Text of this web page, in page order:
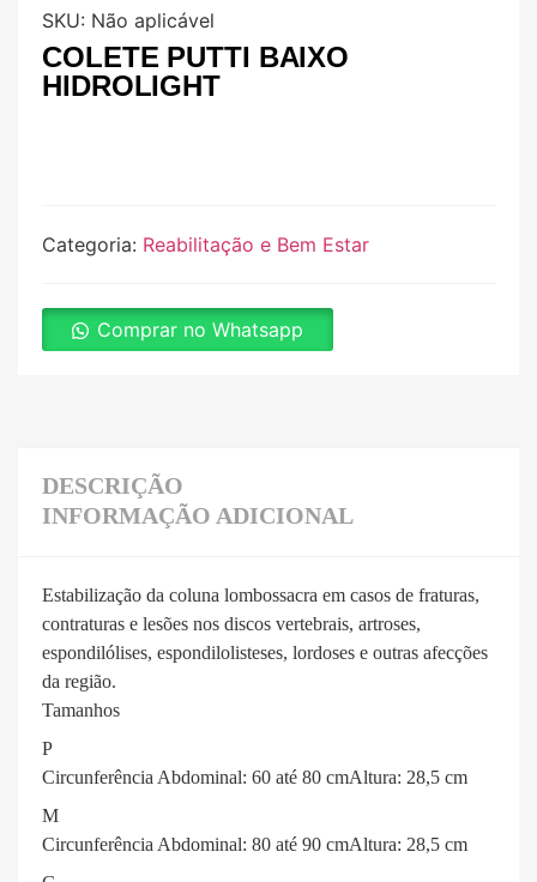
SKU: Não aplicável
COLETE PUTTI BAIXO
HIDROLIGHT
Categoria: Reabilitação e Bem Estar
Comprar no Whatsapp
DESCRIÇÃO
INFORMAÇÃO ADICIONAL
Estabilização da coluna lombossacra em casos de fraturas,
contraturas e lesões nos discos vertebrais, artroses,
espondilólises, espondilolisteses, lordoses e outras afecções
da região.
Tamanhos
P
Circunferência Abdominal: 60 até 80 cmAltura: 28,5 cm
M
Circunferência Abdominal: 80 até 90 cmAltura: 28,5 cm